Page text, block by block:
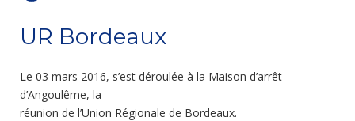
UR Bordeaux
Le 03 mars 2016, s’est déroulée à la Maison d’arrêt
d’Angoulême, la
réunion de l’Union Régionale de Bordeaux.